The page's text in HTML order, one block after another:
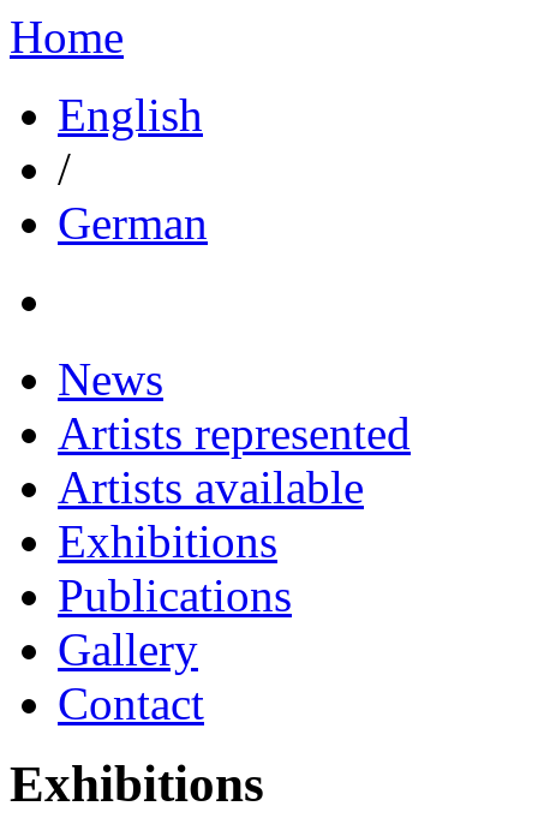
Home
English
/
German
News
Artists represented
Artists available
Exhibitions
Publications
Gallery
Contact
Exhibitions